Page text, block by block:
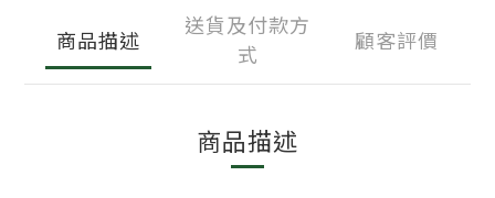
商品描述
送貨及付款方
式
顧客評價
商品描述